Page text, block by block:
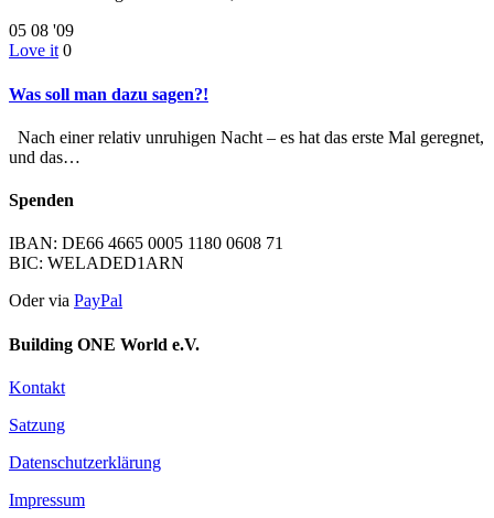
05 08 '09
Love it 0
Was soll man dazu sagen?!
Nach einer relativ unruhigen Nacht – es hat das erste Mal geregnet,
und das…
Spenden
IBAN: DE66 4665 0005 1180 0608 71
BIC: WELADED1ARN
Oder via PayPal
Building ONE World e.V.
Kontakt
Satzung
Datenschutzerklärung
Impressum